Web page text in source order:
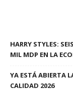
HARRY STYLES:
MIL MDP EN LA
YA ESTÁ ABIERTA
CALIDAD 2026